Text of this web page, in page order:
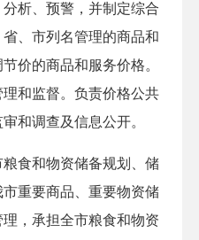
析、预警，并制定综合
、市列名管理的商品和
价的商品和服务价格。
和监督。负责价格公共
和调查及信息公开。
食和物资储备规划、储
重要商品、重要物资储
，承担全市粮食和物资